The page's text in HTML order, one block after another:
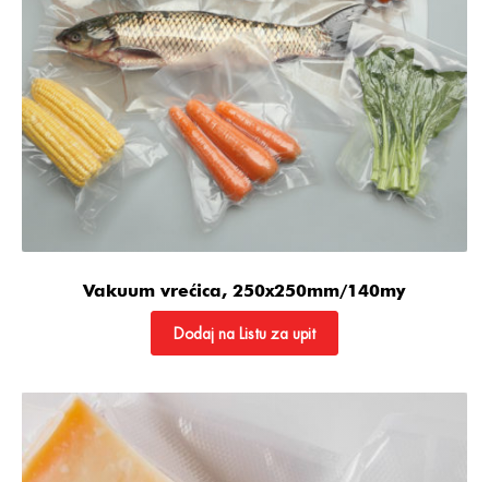
Vakuum vrećica, 250x250mm/140my
Dodaj na Listu za upit